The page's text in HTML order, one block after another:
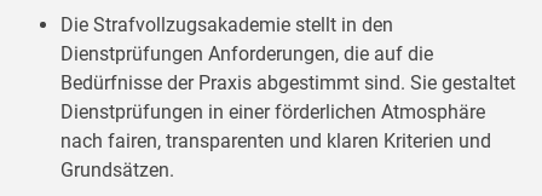
Die Strafvollzugsakademie stellt in den
Dienstprüfungen Anforderungen, die auf die
Bedürfnisse der Praxis abgestimmt sind. Sie gestaltet
Dienstprüfungen in einer förderlichen Atmosphäre
nach fairen, transparenten und klaren Kriterien und
Grundsätzen.